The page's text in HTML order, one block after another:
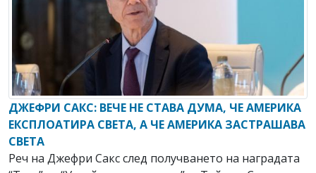
ДЖЕФРИ САКС: ВЕЧЕ НЕ СТАВА ДУМА, ЧЕ АМЕРИКА
ЕКСПЛОАТИРА СВЕТА, А ЧЕ АМЕРИКА ЗАСТРАШАВА
СВЕТА
Реч на Джефри Сакс след получването на наградата